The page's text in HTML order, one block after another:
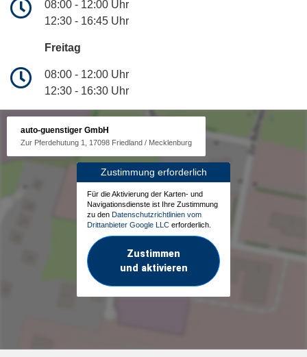
08:00 - 12:00 Uhr
12:30 - 16:45 Uhr
Freitag
08:00 - 12:00 Uhr
12:30 - 16:30 Uhr
auto-guenstiger GmbH
Zur Pferdehutung 1, 17098 Friedland / Mecklenburg
Zustimmung erforderlich
Für die Aktivierung der Karten- und
Navigationsdienste ist Ihre Zustimmung
zu den Datenschutzrichtlinien vom
Drittanbieter Google LLC erforderlich.
Zustimmen
und aktivieren